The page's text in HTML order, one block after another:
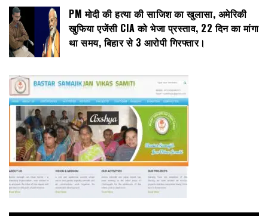
PM मोदी की हत्या की साजिश का खुलासा, अमेरिकी
खुफिया एजेंसी CIA को भेजा प्रस्ताव, 22 दिन का मांगा
था समय, बिहार से 3 आरोपी गिरफ्तार।